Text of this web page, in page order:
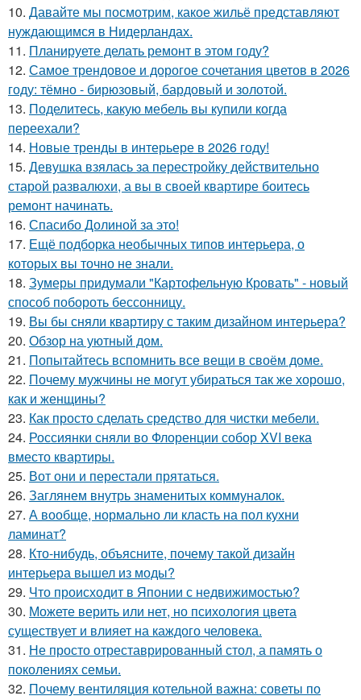
10. Давайте мы посмотрим, какое жильё представляют
нуждающимся в Нидерландах.
11. Планируете делать ремонт в этом году?
12. Самое трендовое и дорогое сочетания цветов в 2026
году: тёмно - бирюзовый, бардовый и золотой.
13. Поделитесь, какую мебель вы купили когда
переехали?
14. Новые тренды в интерьере в 2026 году!
15. Девушка взялась за перестройку действительно
старой развалюхи, а вы в своей квартире боитесь
ремонт начинать.
16. Спасибо Долиной за это!
17. Ещё подборка необычных типов интерьера, о
которых вы точно не знали.
18. Зумеры придумали "Картофельную Кровать" - новый
способ побороть бессонницу.
19. Вы бы сняли квартиру с таким дизайном интерьера?
20. Обзор на уютный дом.
21. Попытайтесь вспомнить все вещи в своём доме.
22. Почему мужчины не могут убираться так же хорошо,
как и женщины?
23. Как просто сделать средство для чистки мебели.
24. Россиянки сняли во Флоренции собор XVI века
вместо квартиры.
25. Вот они и перестали прятаться.
26. Заглянем внутрь знаменитых коммуналок.
27. А вообще, нормально ли класть на пол кухни
ламинат?
28. Кто-нибудь, объясните, почему такой дизайн
интерьера вышел из моды?
29. Что происходит в Японии с недвижимостью?
30. Можете верить или нет, но психология цвета
существует и влияет на каждого человека.
31. Не просто отреставрированный стол, а память о
поколениях семьи.
32. Почему вентиляция котельной важна: советы по